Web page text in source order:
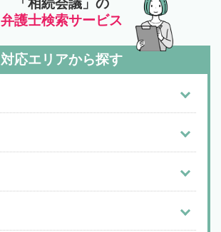
弁護士検索サービス
対応エリアから探す